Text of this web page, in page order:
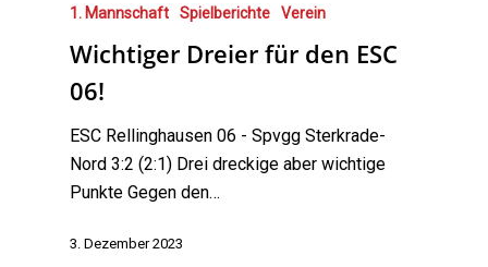
1. Mannschaft Spielberichte Verein
Wichtiger Dreier für den ESC
06!
ESC Rellinghausen 06 - Spvgg Sterkrade-
Nord 3:2 (2:1) Drei dreckige aber wichtige
Punkte Gegen den…
3. Dezember 2023